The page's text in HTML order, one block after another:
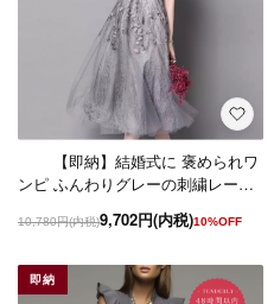
【即納】結婚式に 褒められワ
ンピ ふんわりグレーの刺繍レース
10,780円(内税)9,702円(内税)10%OFF
即納